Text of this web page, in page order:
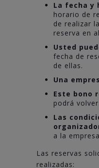
La fecha y
horario de
de realizar
reserva en
Usted
fecha de
de ellas.
Una
Este bono
podrá
Las
a la
Las reservas
realizadas: